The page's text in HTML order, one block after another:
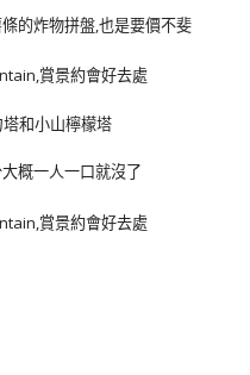
的炸物拼盤,也是要價不斐
和小山檸檬塔
概一人一口就沒了